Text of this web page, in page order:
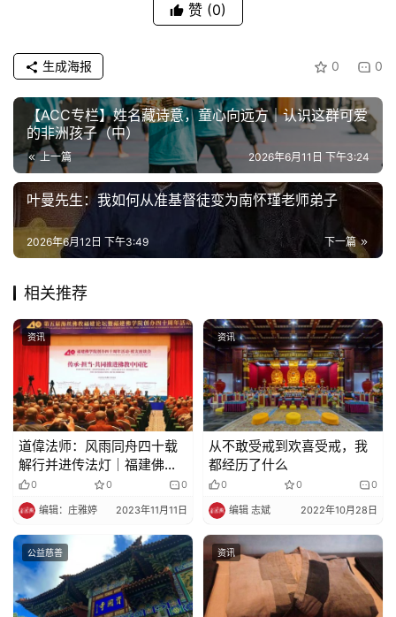
赞 (0)
0 0
生成海报
【ACC专栏】姓名藏诗意，童心向远方｜认识这群可爱
的非洲孩子（中）
上一篇 2026年6月11日 下午3:24
叶曼先生：我如何从准基督徒变为南怀瑾老师弟子
下一篇
2026年6月12日 下午3:49
相关推荐
资讯
道偉法师：风雨同舟四十载
解行并进传法灯｜福建佛学
院40周年校庆
0 0 0
编辑：庄雅婷 2023年11月11日
资讯
从不敢受戒到欢喜受戒，我
都经历了什么
0 0 0
编辑 志斌 2022年10月28日
公益慈善 资讯